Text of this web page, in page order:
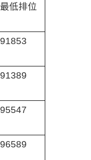
最低排位
91853
91389
95547
96589